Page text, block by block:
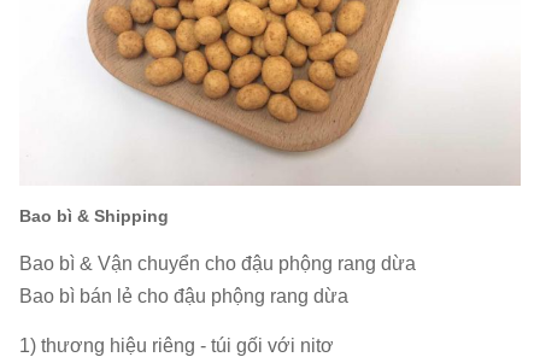
Có sẵn
Các tài
liệu:
1. Giấy chứng nhận xuất xứ.
nhận kiểm dịch thực vật 3. Giấy chứng
nhận sức khỏe 4. Chứng chỉ phân tích vi
mô 5. Mô tả các thành phần 6. THAM GIA
8. Vận đơn (B / L)
Số
Bao bì & Shipping
Bao bì & Vận chuyển cho đậu phộng rang dừa
Bao bì bán lẻ cho đậu phộng rang dừa
1) thương hiệu riêng - túi gối với nitơ